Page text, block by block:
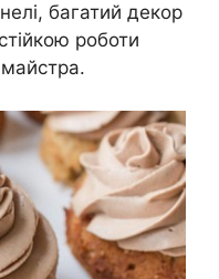
багатий декор
роботи